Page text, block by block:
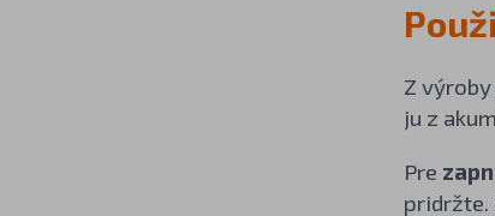
Z
ju z
Pre
pridržte.